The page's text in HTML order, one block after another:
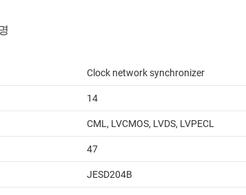
Clock network synchronizer
14
CML, LVCMOS, LVDS, LVPECL
47
JESD204B